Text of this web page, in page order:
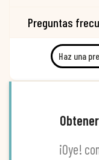
Preguntas
Haz una
¡Oye!